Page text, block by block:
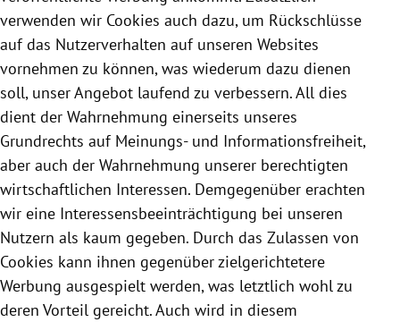
verwenden wir Cookies auch dazu, um Rückschlüsse
auf das Nutzerverhalten auf unseren Websites
vornehmen zu können, was wiederum dazu dienen
soll, unser Angebot laufend zu verbessern. All dies
dient der Wahrnehmung einerseits unseres
Grundrechts auf Meinungs- und Informationsfreiheit,
aber auch der Wahrnehmung unserer berechtigten
wirtschaftlichen Interessen. Demgegenüber erachten
wir eine Interessensbeeinträchtigung bei unseren
Nutzern als kaum gegeben. Durch das Zulassen von
Cookies kann ihnen gegenüber zielgerichtetere
Werbung ausgespielt werden, was letztlich wohl zu
deren Vorteil gereicht. Auch wird in diesem